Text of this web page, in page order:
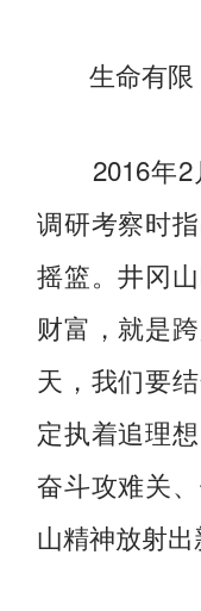
生命有限
2016年2
调研考察时
摇篮。井冈
财富，就是
天，我们要
定执着追理
奋斗攻难关
山精神放射出